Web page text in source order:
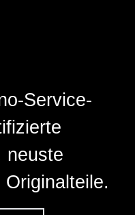
Service-
neuste